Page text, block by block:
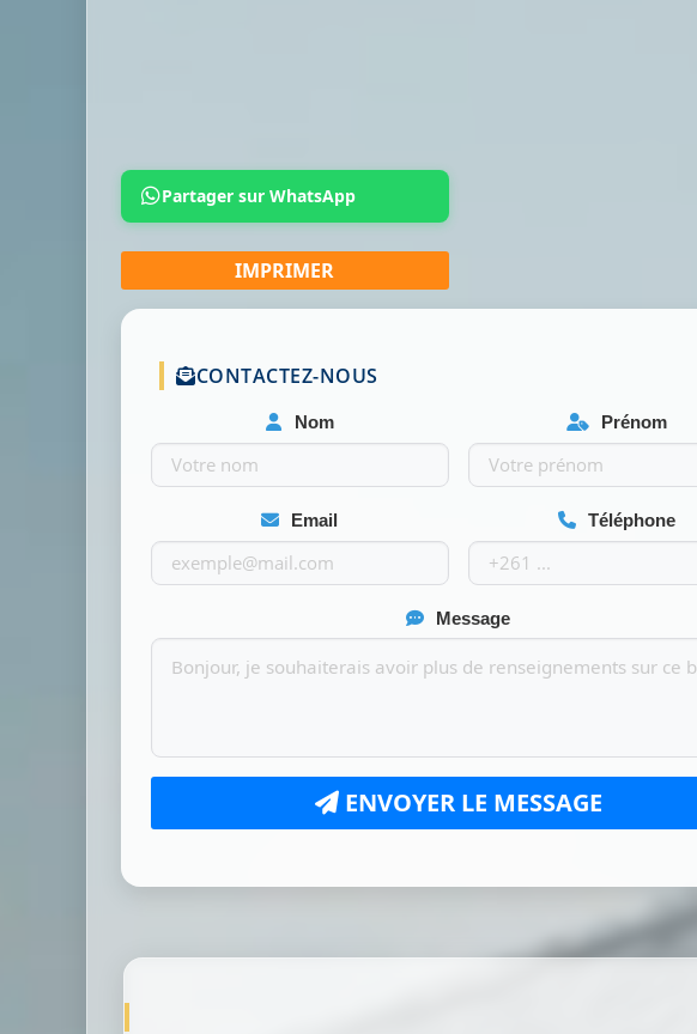
Partager sur WhatsApp
CONTACTEZ-NOUS
Nom Prénom
Email Téléphone
Message
ENVOYER LE MESSAGE